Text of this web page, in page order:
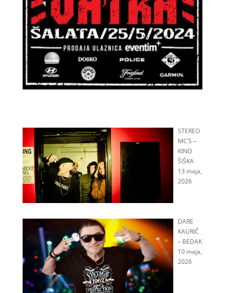
STEREO
MC’S –
KINO
ŠIŠKA
13 maja,
2026
DARE
KAURIČ
– BEDAK
10 maja,
2026